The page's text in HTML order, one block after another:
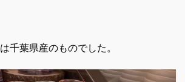
は千葉県産のものでした。